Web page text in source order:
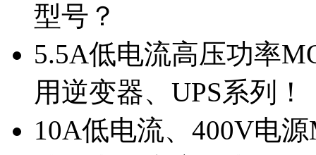
型号？
5.5A低电流高压功率
用逆变器、UPS系列！
10A低电流、400V电